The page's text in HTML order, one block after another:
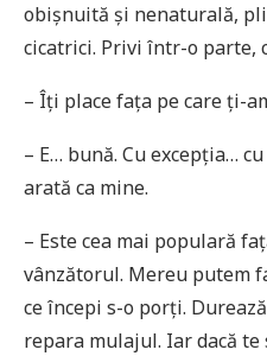
obișnuită și nenaturală,
cicatrici. Privi într-o parte,
– Îți place fața pe care ți-
– E… bună. Cu excepția…
arată ca mine.
– Este cea mai populară
vânzătorul. Mereu putem
ce începi s-o porți.
repara mulajul. Iar dacă